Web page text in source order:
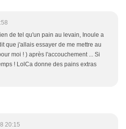
de tel qu'un pain au levain, Inoule a
que j'allais essayer de me mettre au
moi ! ) après l'accouchement ... Si
! LolCa donne des pains extras
20:15